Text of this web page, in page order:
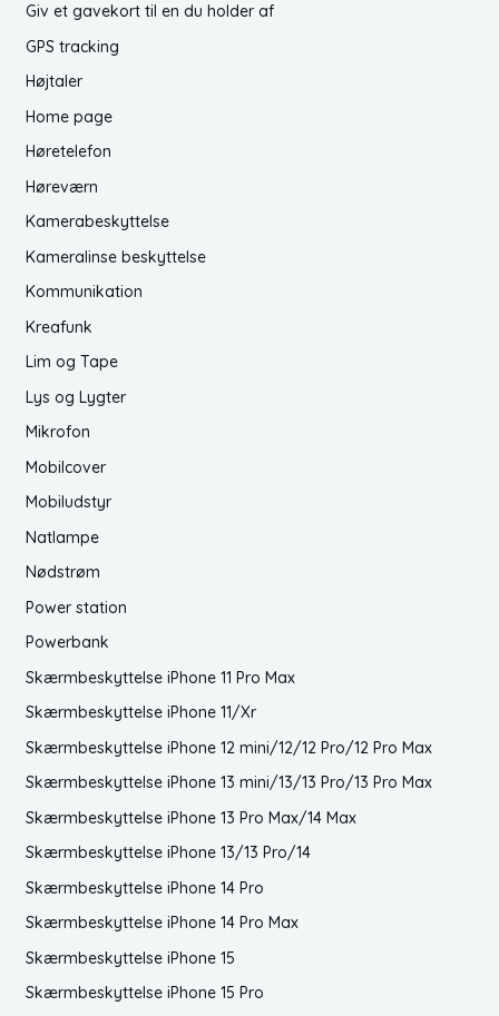
Giv et gavekort til en du holder af
GPS tracking
Højtaler
Home page
Høretelefon
Høreværn
Kamerabeskyttelse
Kameralinse beskyttelse
Kommunikation
Kreafunk
Lim og Tape
Lys og Lygter
Mikrofon
Mobilcover
Mobiludstyr
Natlampe
Nødstrøm
Power station
Powerbank
Skærmbeskyttelse iPhone 11 Pro Max
Skærmbeskyttelse iPhone 11/Xr
Skærmbeskyttelse iPhone 12 mini/12/12 Pro/12 Pro Max
Skærmbeskyttelse iPhone 13 mini/13/13 Pro/13 Pro Max
Skærmbeskyttelse iPhone 13 Pro Max/14 Max
Skærmbeskyttelse iPhone 13/13 Pro/14
Skærmbeskyttelse iPhone 14 Pro
Skærmbeskyttelse iPhone 14 Pro Max
Skærmbeskyttelse iPhone 15
Skærmbeskyttelse iPhone 15 Pro